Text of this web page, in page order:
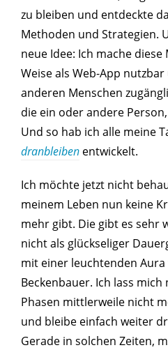
zu bleiben und entdeckte
Methoden und Strategien.
neue Idee: Ich mache
Weise als Web-App
anderen Menschen
die ein oder andere
Und so hab ich alle meine
dranbleiben entwickelt.
Ich möchte jetzt nicht
meinem Leben nun keine
mehr gibt. Die gibt es sehr
nicht als glückseliger
mit einer leuchtenden Aura
Beckenbauer. Ich lass
Phasen mittlerweile nicht
und bleibe einfach weiter
Gerade in solchen Zeiten,